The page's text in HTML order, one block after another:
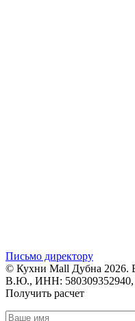
Письмо директору
© Кухни Mall Дубна 2026.
В.Ю., ИНН:
Получить расчет